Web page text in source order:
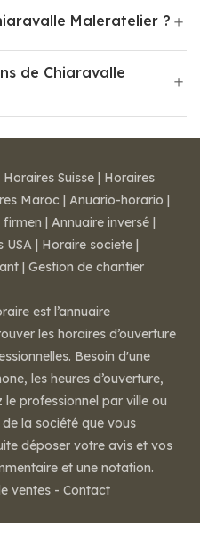
Maleratelier ?
de Chiaravalle
Horaires Suisse | Horaires
Maroc | Anuario-horario |
firmen | Annuaire inversé |
USA | Horaire societe |
| Gestion de chantier
est l’annuaire
les horaires d’ouverture
Besoin d'une
les heures d’ouverture,
le professionnel par ville ou
la société que vous
déposer votre avis et vos
et une notation.
ventes - Contact